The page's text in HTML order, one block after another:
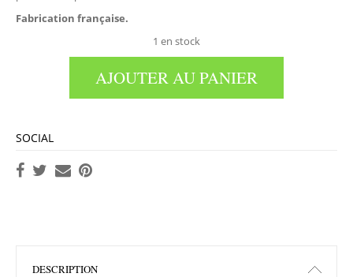
Fabrication française.
1 en stock
AJOUTER AU PANIER
SOCIAL
DESCRIPTION